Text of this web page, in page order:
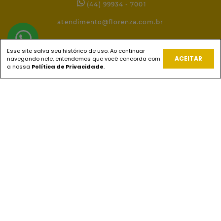
(44) 99934 - 7001
atendimento@florenza.com.br
REDES SOCIAIS
Esse site salva seu histórico de uso. Ao continuar
navegando nele, entendemos que você concorda com
a nossa Política de Privacidade.
ACEITAR